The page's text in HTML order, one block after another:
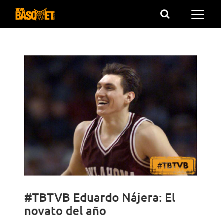
Saltar
#TBTVB Eduardo Nájera: El
novato del año